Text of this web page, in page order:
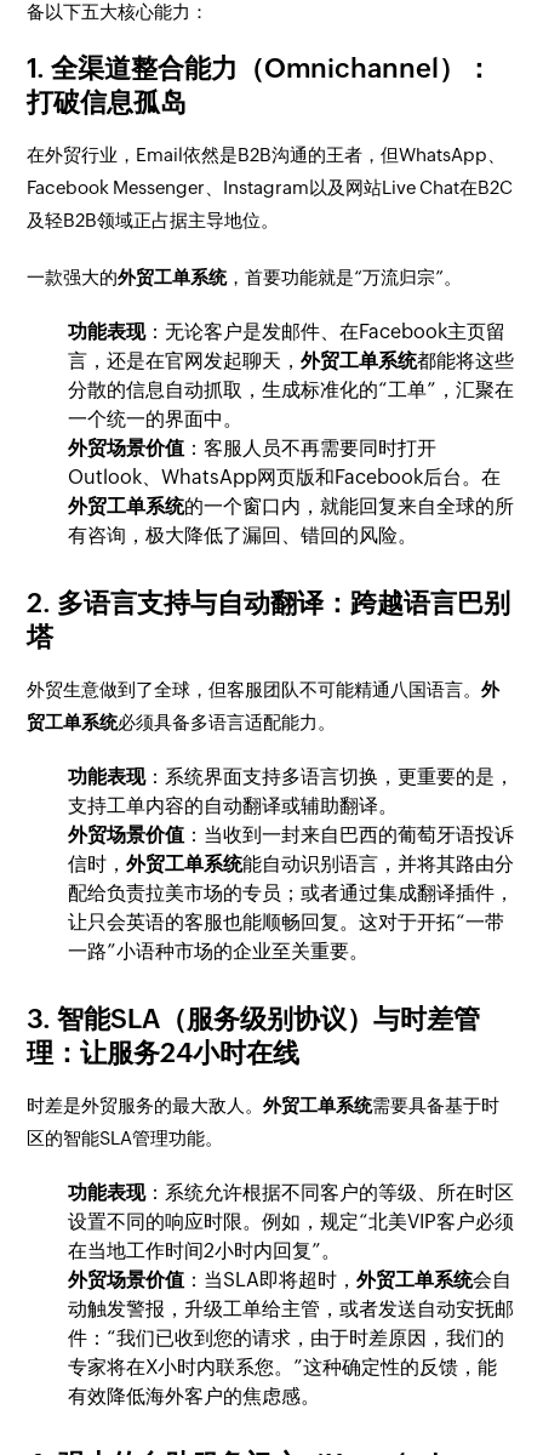
备以下五大核心能力：
1. 全渠道整合能力（Omnichannel）：
打破信息孤岛
在外贸行业，Email依然是B2B沟通的王者，但WhatsApp、
Facebook Messenger、Instagram以及网站Live Chat在B2C
及轻B2B领域正占据主导地位。
一款强大的外贸工单系统，首要功能就是“万流归宗”。
功能表现：无论客户是发邮件、在Facebook主页留
言，还是在官网发起聊天，外贸工单系统都能将这些
分散的信息自动抓取，生成标准化的“工单”，汇聚在
一个统一的界面中。
外贸场景价值 ：客服人员不再需要同时打开
Outlook、WhatsApp网页版和Facebook后台。在
外贸工单系统的一个窗口内，就能回复来自全球的所
有咨询，极大降低了漏回、错回的风险。
2. 多语言支持与自动翻译：跨越语言巴别
塔
外贸生意做到了全球，但客服团队不可能精通八国语言。外
贸工单系统必须具备多语言适配能力。
功能表现：系统界面支持多语言切换，更重要的是，
支持工单内容的自动翻译或辅助翻译。
外贸场景价值 ：当收到一封来自巴西的葡萄牙语投诉
信时，外贸工单系统能自动识别语言，并将其路由分
配给负责拉美市场的专员；或者通过集成翻译插件，
让只会英语的客服也能顺畅回复。这对于开拓“一带
一路”小语种市场的企业至关重要。
3. 智能SLA（服务级别协议）与时差管
理：让服务24小时在线
时差是外贸服务的最大敌人。外贸工单系统需要具备基于时
区的智能SLA管理功能。
功能表现：系统允许根据不同客户的等级、所在时区
设置不同的响应时限。例如，规定“北美VIP客户必须
在当地工作时间2小时内回复”。
外贸场景价值 ：当SLA即将超时，外贸工单系统会自
动触发警报，升级工单给主管，或者发送自动安抚邮
件：“我们已收到您的请求，由于时差原因，我们的
专家将在X小时内联系您。”这种确定性的反馈，能
有效降低海外客户的焦虑感。